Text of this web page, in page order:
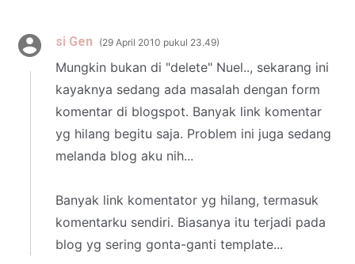
si Gen 29 April 2010 pukul 23.49
Mungkin bukan di "delete" Nuel.., sekarang ini
kayaknya sedang ada masalah dengan form
komentar di blogspot. Banyak link komentar
yg hilang begitu saja. Problem ini juga sedang
melanda blog aku nih...
Banyak link komentator yg hilang, termasuk
komentarku sendiri. Biasanya itu terjadi pada
blog yg sering gonta-ganti template...